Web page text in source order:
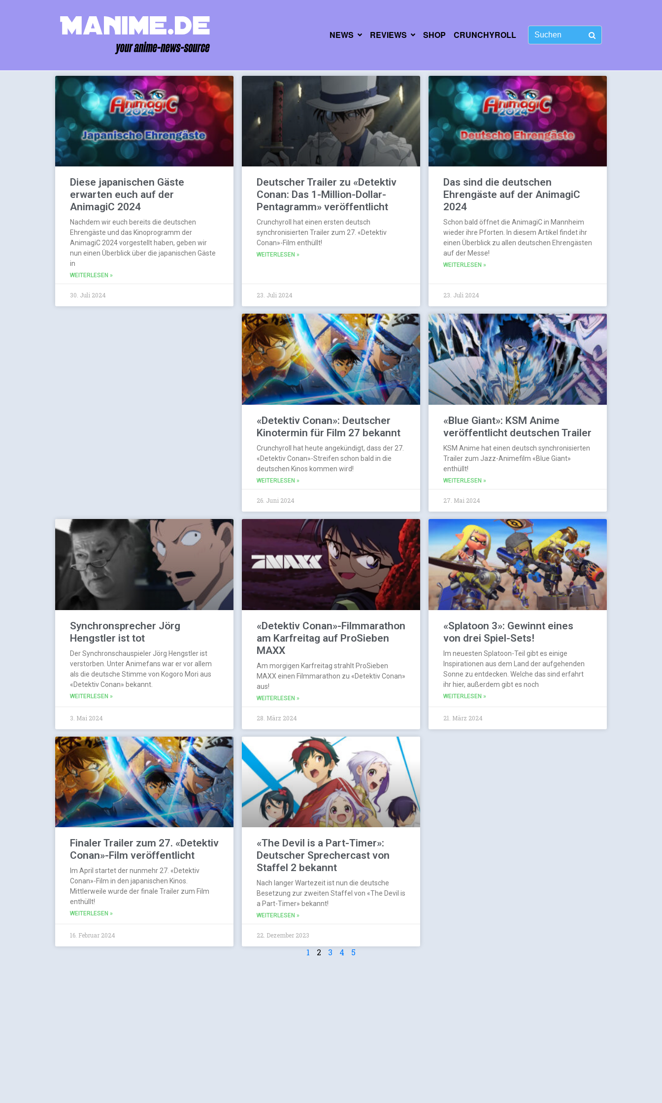
NEWS REVIEWS SHOP CRUNCHYROLL
Diese japanischen Gäste
erwarten euch auf der
AnimagiC 2024
Nachdem wir euch bereits die deutschen
Ehrengäste und das Kinoprogramm der
AnimagiC 2024 vorgestellt haben, geben wir
nun einen Überblick über die japanischen Gäste
in
WEITERLESEN »
30. Juli 2024
Deutscher Trailer zu «Detektiv
Conan: Das 1-Million-Dollar-
Pentagramm» veröffentlicht
Crunchyroll hat einen ersten deutsch
synchronisierten Trailer zum 27. «Detektiv
Conan»-Film enthüllt!
WEITERLESEN »
23. Juli 2024
Das sind die deutschen
Ehrengäste auf der AnimagiC
2024
Schon bald öffnet die AnimagiC in Mannheim
wieder ihre Pforten. In diesem Artikel findet ihr
einen Überblick zu allen deutschen Ehrengästen
auf der Messe!
WEITERLESEN »
23. Juli 2024
«Detektiv Conan»: Deutscher
Kinotermin für Film 27 bekannt
Crunchyroll hat heute angekündigt, dass der 27.
«Detektiv Conan»-Streifen schon bald in die
deutschen Kinos kommen wird!
WEITERLESEN »
26. Juni 2024
«Blue Giant»: KSM Anime
veröffentlicht deutschen Trailer
KSM Anime hat einen deutsch synchronisierten
Trailer zum Jazz-Animefilm «Blue Giant»
enthüllt!
WEITERLESEN »
27. Mai 2024
Synchronsprecher Jörg
Hengstler ist tot
Der Synchronschauspieler Jörg Hengstler ist
verstorben. Unter Animefans war er vor allem
als die deutsche Stimme von Kogoro Mori aus
«Detektiv Conan» bekannt.
WEITERLESEN »
3. Mai 2024
«Detektiv Conan»-Filmmarathon
am Karfreitag auf ProSieben
MAXX
Am morgigen Karfreitag strahlt ProSieben
MAXX einen Filmmarathon zu «Detektiv Conan»
aus!
WEITERLESEN »
28. März 2024
«Splatoon 3»: Gewinnt eines
von drei Spiel-Sets!
Im neuesten Splatoon-Teil gibt es einige
Inspirationen aus dem Land der aufgehenden
Sonne zu entdecken. Welche das sind erfahrt
ihr hier, außerdem gibt es noch
WEITERLESEN »
21. März 2024
Finaler Trailer zum 27. «Detektiv
Conan»-Film veröffentlicht
Im April startet der nunmehr 27. «Detektiv
Conan»-Film in den japanischen Kinos.
Mittlerweile wurde der finale Trailer zum Film
enthüllt!
WEITERLESEN »
16. Februar 2024
«The Devil is a Part-Timer»:
Deutscher Sprechercast von
Staffel 2 bekannt
Nach langer Wartezeit ist nun die deutsche
Besetzung zur zweiten Staffel von «The Devil is
a Part-Timer» bekannt!
WEITERLESEN »
22. Dezember 2023
1 2 3 4 5